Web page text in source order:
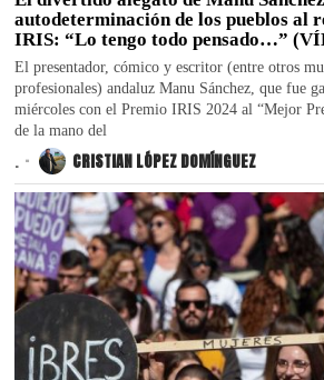
autodeterminación de los pueblos al
IRIS: “Lo tengo todo pensado…”
El presentador, cómico y escritor (entre otros
profesionales) andaluz Manu Sánchez, que fue
miércoles con el Premio IRIS 2024 al “Mejor
de la mano del
. CRISTIAN LÓPEZ DOMÍNGUEZ